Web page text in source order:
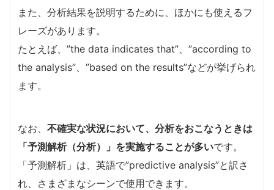
また、分析結果を説明するために、ほかにも使えるフ
レーズがあります。
たとえば、”the data indicates that”、”according to
the analysis”、”based on the results”などが挙げられ
ます。
なお、 不確実な状況において、分析をおこなうときは
「予測解析（分析）」を実施することが多いです。
「予測解析」は、英語で”predictive analysis”と訳さ
れ、さまざまなシーンで使用できます。